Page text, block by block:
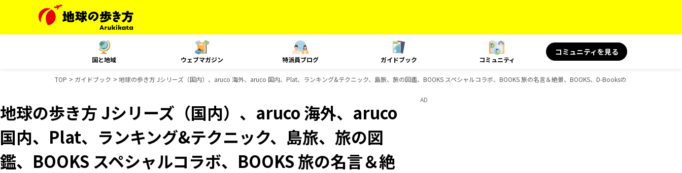
国と地域 ウェブマガジン 特派員ブログ ガイドブック コミュニティ
コミュニティを見る
TOP ガイドブック 地球の歩き方 Jシリーズ（国内）、aruco 海外、aruco 国内、Plat、ランキング&テクニック、島旅、旅の図鑑、BOOKS スペシャルコラボ、BOOKS 旅の名言＆絶景、BOOKS、D-Booksのガイドブック一覧
地球の歩き方 Jシリーズ（国内）、aruco 海外、aruco
国内、Plat、ランキング&テクニック、島旅、旅の図
鑑、BOOKS スペシャルコラボ、BOOKS 旅の名言＆絶
AD